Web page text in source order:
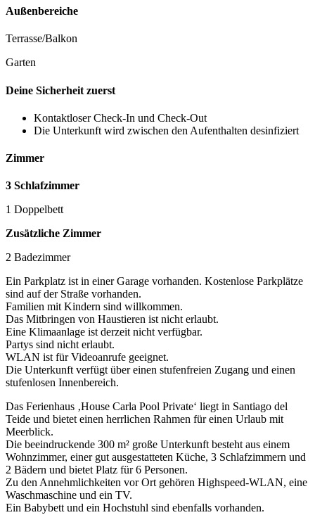
Außenbereiche
Terrasse/Balkon
Garten
Deine Sicherheit zuerst
Kontaktloser Check-In und Check-Out
Die Unterkunft wird zwischen den Aufenthalten desinfiziert
Zimmer
3 Schlafzimmer
1 Doppelbett
Zusätzliche Zimmer
2 Badezimmer
Ein Parkplatz ist in einer Garage vorhanden. Kostenlose Parkplätze
sind auf der Straße vorhanden.
Familien mit Kindern sind willkommen.
Das Mitbringen von Haustieren ist nicht erlaubt.
Eine Klimaanlage ist derzeit nicht verfügbar.
Partys sind nicht erlaubt.
WLAN ist für Videoanrufe geeignet.
Die Unterkunft verfügt über einen stufenfreien Zugang und einen
stufenlosen Innenbereich.
Das Ferienhaus ‚House Carla Pool Private‘ liegt in Santiago del
Teide und bietet einen herrlichen Rahmen für einen Urlaub mit
Meerblick.
Die beeindruckende 300 m² große Unterkunft besteht aus einem
Wohnzimmer, einer gut ausgestatteten Küche, 3 Schlafzimmern und
2 Bädern und bietet Platz für 6 Personen.
Zu den Annehmlichkeiten vor Ort gehören Highspeed-WLAN, eine
Waschmaschine und ein TV.
Ein Babybett und ein Hochstuhl sind ebenfalls vorhanden.